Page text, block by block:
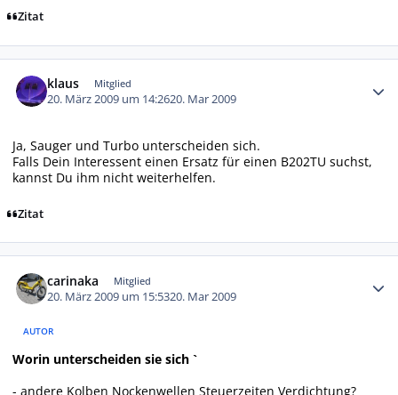
Zitat
klaus Mitglied
20. März 2009 um 14:2620. Mar 2009
Ja, Sauger und Turbo unterscheiden sich.
Falls Dein Interessent einen Ersatz für einen B202TU suchst,
kannst Du ihm nicht weiterhelfen.
Zitat
carinaka Mitglied
20. März 2009 um 15:5320. Mar 2009
AUTOR
Worin unterscheiden sie sich `
- andere Kolben Nockenwellen Steuerzeiten Verdichtung?